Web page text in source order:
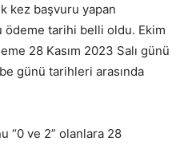
kez başvuru yapan
tarihi belli oldu. Ekim
28 Kasım 2023 Salı günü
günü tarihleri arasında
“0 ve 2” olanlara 28